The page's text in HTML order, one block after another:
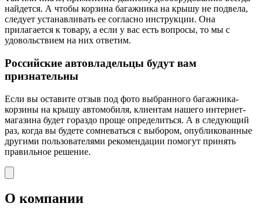
найдется. А чтобы корзина багажника на крышу не подвела,
следует устанавливать ее согласно инструкции. Она
прилагается к товару, а если у вас есть вопросы, то мы с
удовольствием на них ответим.
Российские автовладельцы будут вам
признательны
Если вы оставите отзыв под фото выбранного багажника-
корзины на крышу автомобиля, клиентам нашего интернет-
магазина будет гораздо проще определиться. А в следующий
раз, когда вы будете сомневаться с выбором, опубликованные
другими пользователями рекомендации помогут принять
правильное решение.
О компании